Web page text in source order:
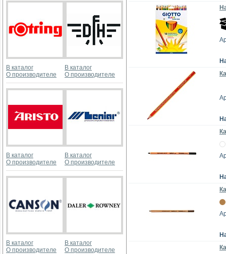
В каталог
О производителе
В каталог
О производителе
В каталог
О производителе
В каталог
О производителе
В каталог
О производителе
В каталог
О производителе